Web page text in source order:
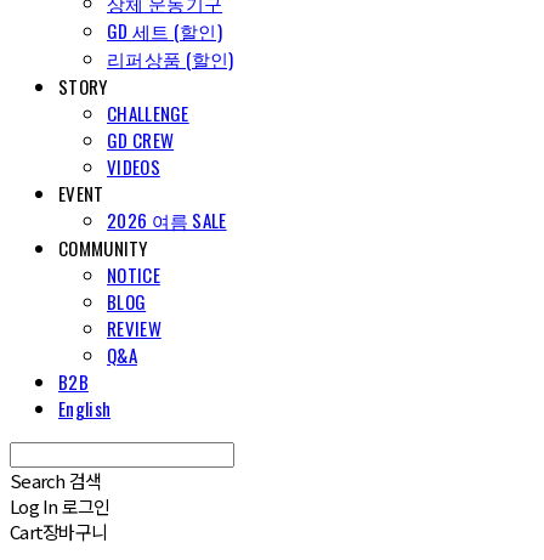
GD 세트 (할인)
리퍼상품 (할인)
STORY
CHALLENGE
GD CREW
VIDEOS
EVENT
2026 여름 SALE
COMMUNITY
NOTICE
BLOG
REVIEW
Q&A
B2B
English
Search 검색
Log In로그인
Cart장바구니